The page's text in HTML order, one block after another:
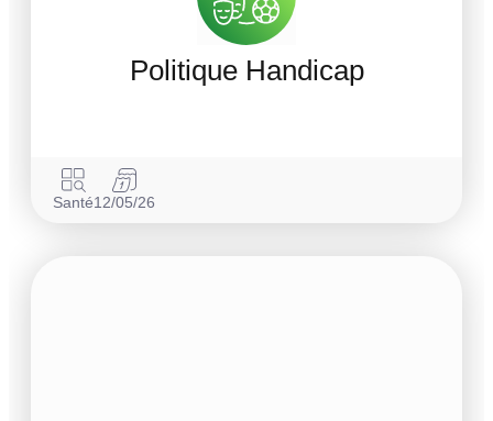
Politique Handicap
Santé12/05/26